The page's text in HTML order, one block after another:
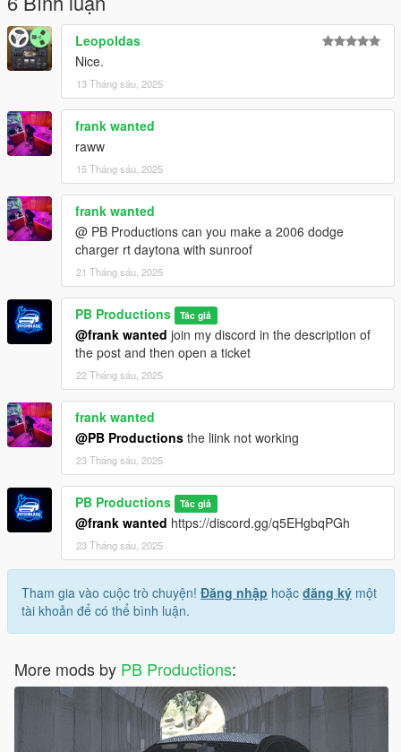
***THE ONLY EDITING I WILL AUTHOURIZE IS OF THE
HANDLING/VEHICLE METAS FOR SOUND/HANDLING
CHANGES AS SERVERS ALL HAVE DIFFERENT RULES ON
Leopoldas
Nice.
13 Tháng sáu, 2025
frank wanted
raww
15 Tháng sáu, 2025
frank wanted
@ PB Productions can you make a 2006 dodge
charger rt daytona with sunroof
21 Tháng sáu, 2025
PB Productions Tác giả
@frank wanted join my discord in the description of
the post and then open a ticket
22 Tháng sáu, 2025
frank wanted
@PB Productions the liink not working
23 Tháng sáu, 2025
PB Productions Tác giả
@frank wanted https://discord.gg/q5EHgbqPGh
23 Tháng sáu, 2025
Tham gia vào cuộc trò chuyện! Đăng nhập hoặc đăng ký một
tài khoản để có thể bình luận.
More mods by PB Productions: